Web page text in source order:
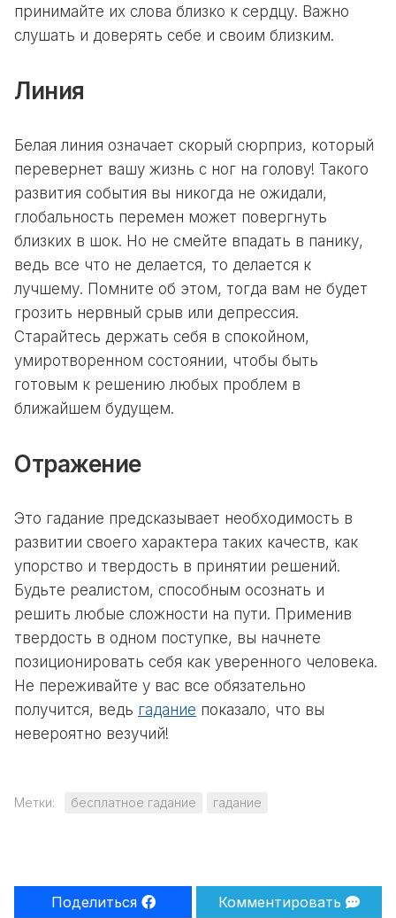
принимайте их слова близко к сердцу. Важно
слушать и доверять себе и своим близким.
Линия
Белая линия означает скорый сюрприз, который
перевернет вашу жизнь с ног на голову! Такого
развития события вы никогда не ожидали,
глобальность перемен может повергнуть
близких в шок. Но не смейте впадать в панику,
ведь все что не делается, то делается к
лучшему. Помните об этом, тогда вам не будет
грозить нервный срыв или депрессия.
Старайтесь держать себя в спокойном,
умиротворенном состоянии, чтобы быть
готовым к решению любых проблем в
ближайшем будущем.
Отражение
Это гадание предсказывает необходимость в
развитии своего характера таких качеств, как
упорство и твердость в принятии решений.
Будьте реалистом, способным осознать и
решить любые сложности на пути. Применив
твердость в одном поступке, вы начнете
позиционировать себя как уверенного человека.
Не переживайте у вас все обязательно
получится, ведь гадание показало, что вы
невероятно везучий!
Метки: бесплатное гадание гадание
Поделиться Комментировать